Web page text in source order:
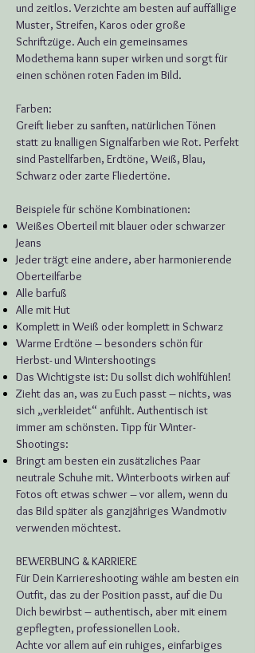
und zeitlos. Verzichte am besten auf auffällige
Muster, Streifen, Karos oder große
Schriftzüge. Auch ein gemeinsames
Modethema kann super wirken und sorgt für
einen schönen roten Faden im Bild.
Farben:
Greift lieber zu sanften, natürlichen Tönen
statt zu knalligen Signalfarben wie Rot. Perfekt
sind Pastellfarben, Erdtöne, Weiß, Blau,
Schwarz oder zarte Fliedertöne.
Beispiele für schöne Kombinationen:
Weißes Oberteil mit blauer oder schwarzer
Jeans
Jeder trägt eine andere, aber harmonierende
Oberteilfarbe
Alle barfuß
Alle mit Hut
Komplett in Weiß oder komplett in Schwarz
Warme Erdtöne – besonders schön für
Herbst- und Wintershootings
Das Wichtigste ist: Du sollst dich wohlfühlen!
Zieht das an, was zu Euch passt – nichts, was
sich „verkleidet“ anfühlt. Authentisch ist
immer am schönsten. Tipp für Winter-
Shootings:
Bringt am besten ein zusätzliches Paar
neutrale Schuhe mit. Winterboots wirken auf
Fotos oft etwas schwer – vor allem, wenn du
das Bild später als ganzjähriges Wandmotiv
verwenden möchtest.
BEWERBUNG & KARRIERE
Für Dein Karriereshooting wähle am besten ein
Outfit, das zu der Position passt, auf die Du
Dich bewirbst – authentisch, aber mit einem
gepflegten, professionellen Look.
Achte vor allem auf ein ruhiges, einfarbiges